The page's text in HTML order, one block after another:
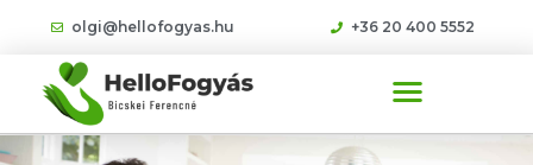
olgi@hellofogyas.hu +36 20 400 5552